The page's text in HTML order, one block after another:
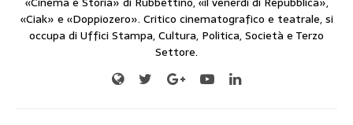
«Ciak» e «Doppiozero». Critico cinematografico e teatrale, si
occupa di Uffici Stampa, Cultura, Politica, Società e Terzo
Settore.